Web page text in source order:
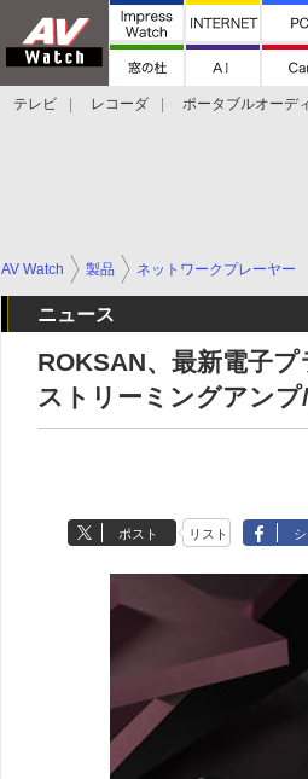
テレビ レコーダ ポータブルオーデ
AV Watch 製品 ネットワークプレーヤー
ニュース
ROKSAN、最新電子
ストリーミングアン
ポスト リスト